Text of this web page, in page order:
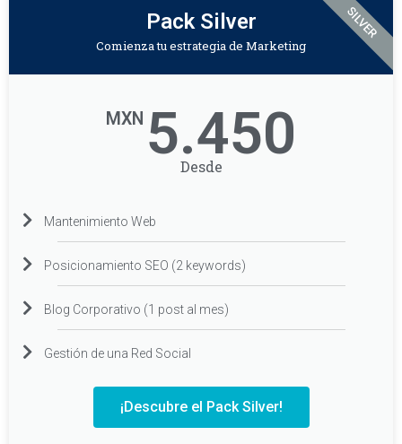
Pack Silver
Comienza tu estrategia de Marketing
MXN 5.450
Desde
Mantenimiento Web
Posicionamiento SEO (2 keywords)
Blog Corporativo (1 post al mes)
Gestión de una Red Social
¡Descubre el Pack Silver!
SILVER